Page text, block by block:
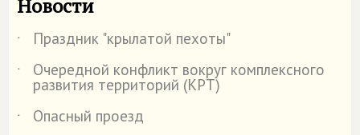
Новости
˙
Праздник "крылатой пехоты"
˙
Очередной конфликт вокруг комплексного
развития территорий (КРТ)
˙
Опасный проезд